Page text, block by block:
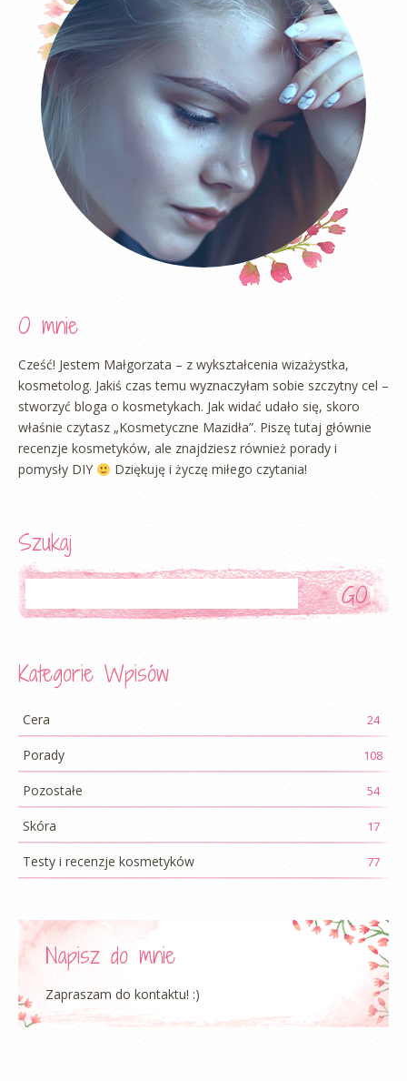
O mnie
Cześć! Jestem Małgorzata – z wykształcenia wizażystka,
kosmetolog. Jakiś czas temu wyznaczyłam sobie szczytny cel –
stworzyć bloga o kosmetykach. Jak widać udało się, skoro
właśnie czytasz „Kosmetyczne Mazidła”. Piszę tutaj głównie
recenzje kosmetyków, ale znajdziesz również porady i
pomysły DIY
Dziękuję i życzę miłego czytania!
Szukaj
Kategorie Wpisów
Cera 24
Porady 108
Pozostałe 54
Skóra 17
Testy i recenzje kosmetyków 77
Napisz do mnie
Zapraszam do kontaktu! :)